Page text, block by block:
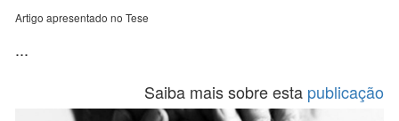
Artigo apresentado no Tese
...
Saiba mais sobre esta publicação